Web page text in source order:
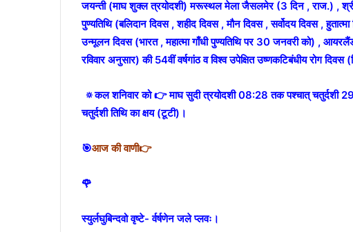
जयन्ती (माघ शुक्ल त्रयोदशी) मरूस्थल मेला जैसलमेर (3 दिन , राज.) , श्री
पुण्यतिथि (बलिदान दिवस , शहीद दिवस , मौन दिवस , सर्वोदय दिवस ,
उन्मूलन दिवस (भारत , महात्मा गाँधी पुण्यतिथि पर 30 जनवरी को) ,
रविवार अनुसार) की 54वीं वर्षगांठ व विश्व उपेक्षित उष्णकटिबंधीय रोग
🔅कल शनिवार को 👉 माघ सुदी त्रयोदशी 08:28 तक पश्चात् चतुर्दशी
चतुर्दशी तिथि का क्षय (टूटी)।
🎯आज की वाणी👉
🌹
स्युर्लघुबिन्दवो वृष्टे- र्वर्षणेन जले प्लवः।